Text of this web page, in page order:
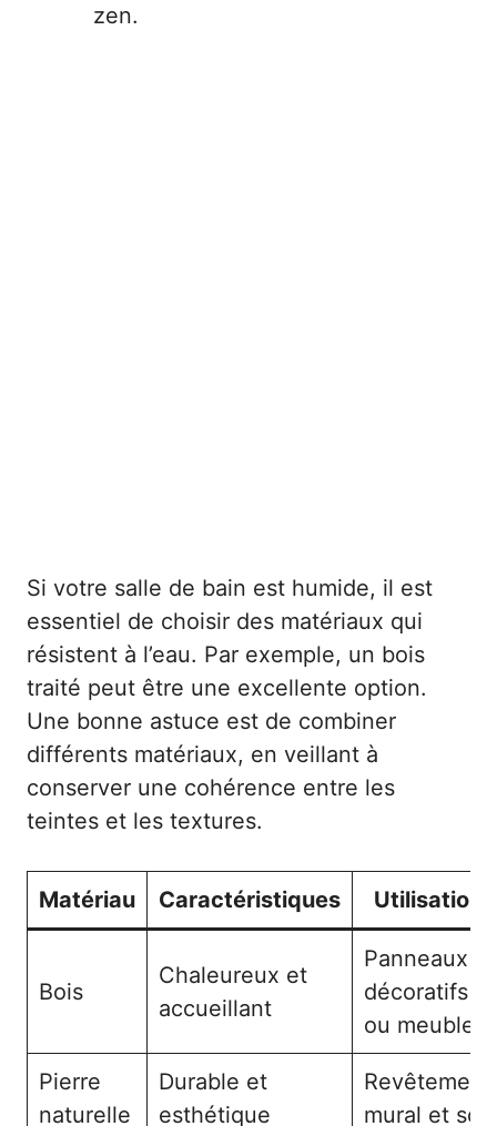
zen.
Si votre salle de bain est humide, il est
essentiel de choisir des matériaux qui
résistent à l’eau. Par exemple, un bois
traité peut être une excellente option.
Une bonne astuce est de combiner
différents matériaux, en veillant à
conserver une cohérence entre les
teintes et les textures.
Matériau Caractéristiques Utilisation
Bois
Chaleureux et
accueillant
Panneaux
décoratifs
ou meubles
Pierre
naturelle
Durable et
esthétique
Revêtement
mural et sol